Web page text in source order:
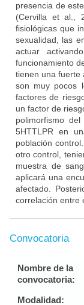
presencia de
(Cervilla et al.,
fisiológicas que
sexualidad, las
actuar
funcionamiento
tienen una fuerte
son muy pocos
factores de
un factor de
polimorfismo
5HTTLPR en
población
otro control,
muestra de
aplicará una
afectado.
correlación entre
Convocatoria
Nombre de la
convocatoria:
Modalidad: